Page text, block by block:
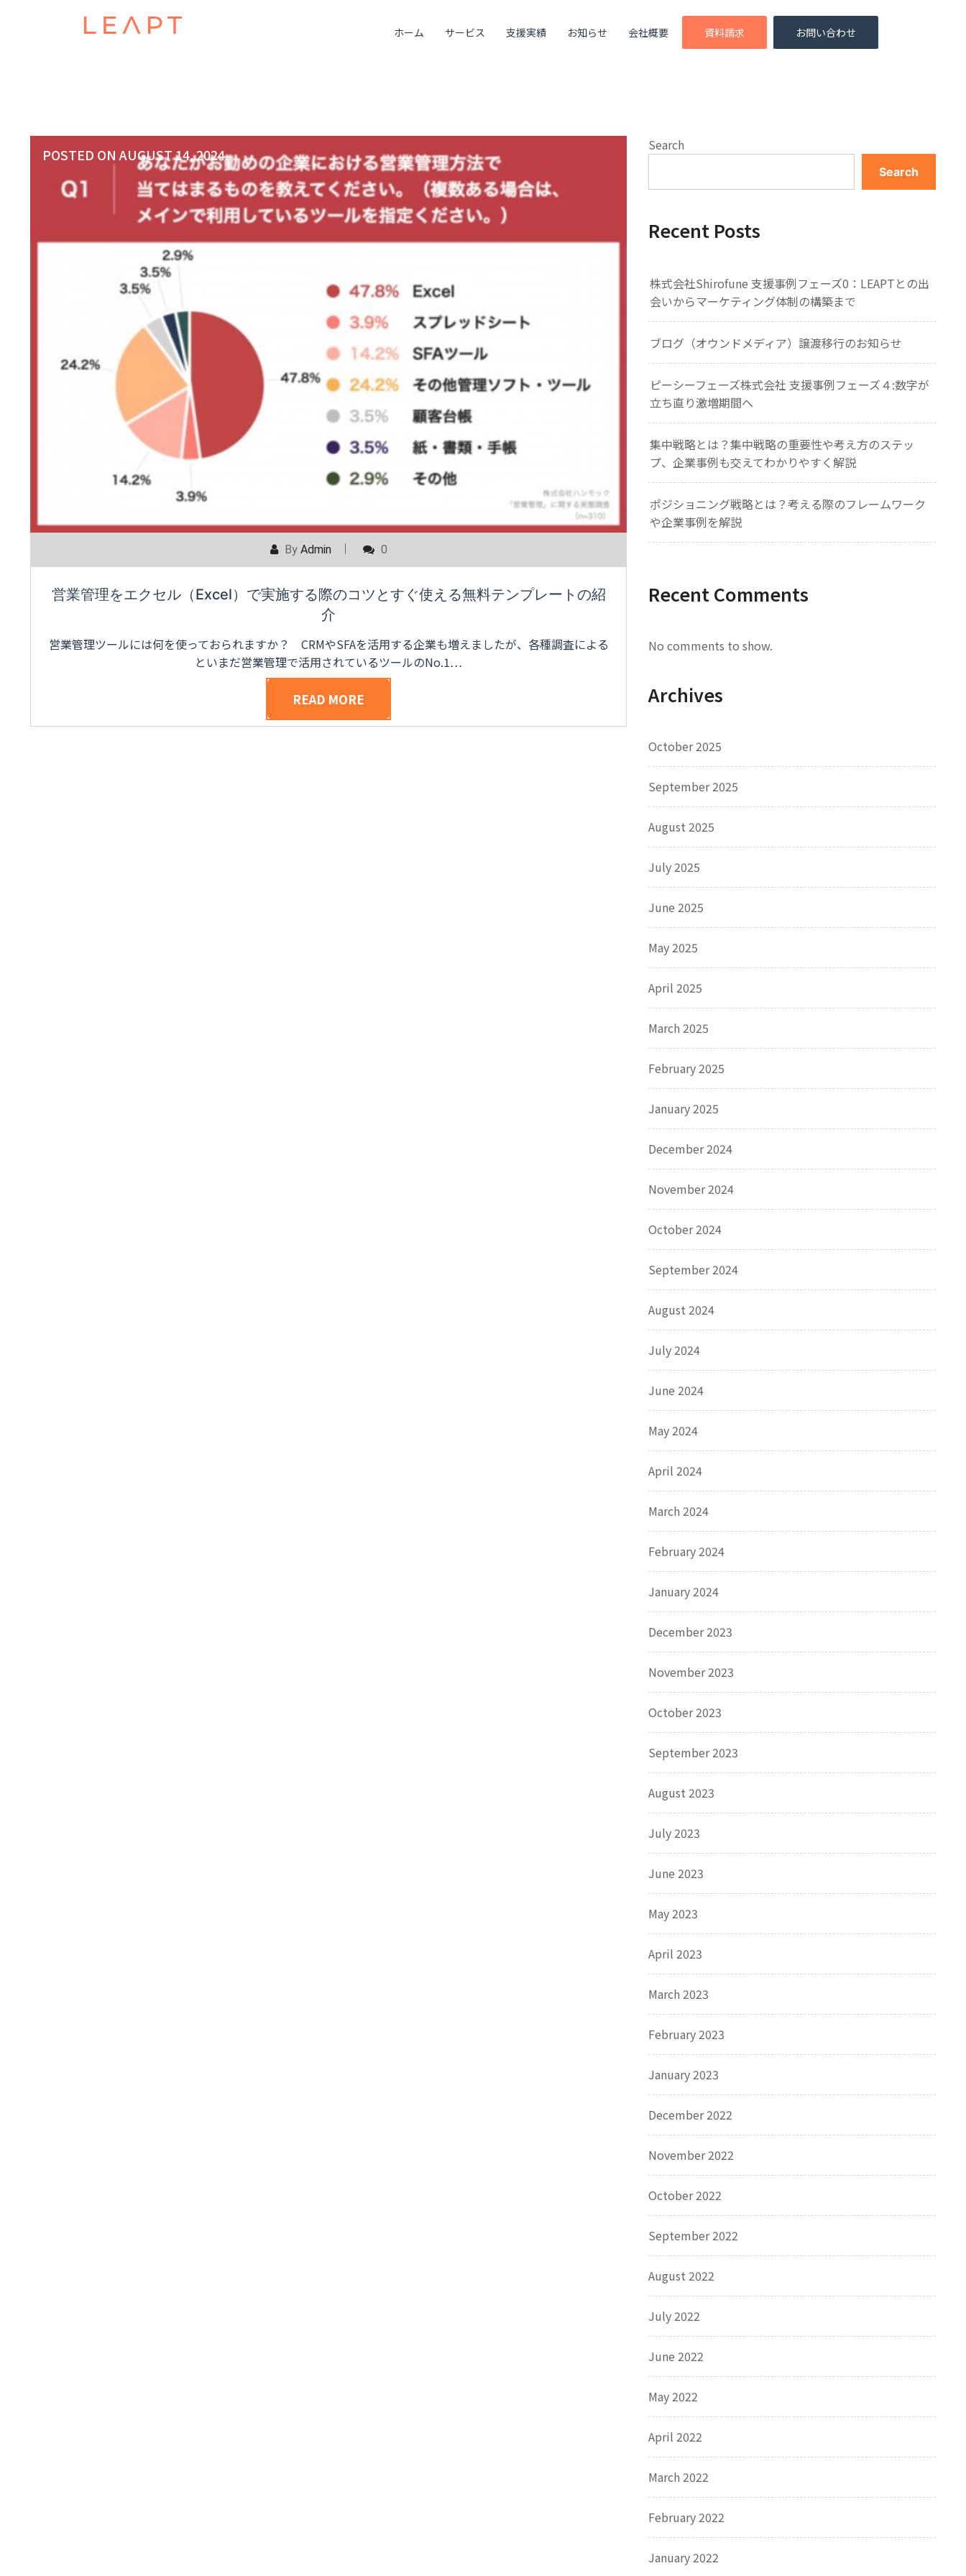
ホーム サービス 支援実績 お知らせ 会社概要 資料請求 お問い合わせ
POSTED ON AUGUST 14, 2024
By Admin 0
営業管理をエクセル（Excel）で実施する際のコツとすぐ使える無料テンプレートの紹
介
営業管理ツールには何を使っておられますか？ CRMやSFAを活用する企業も増えましたが、各種調査による
といまだ営業管理で活用されているツールのNo.1…
READ MORE
Search
Search
Recent Posts
株式会社Shirofune 支援事例フェーズ0：LEAPTとの出
会いからマーケティング体制の構築まで
ブログ（オウンドメディア）譲渡移行のお知らせ
ピーシーフェーズ株式会社 支援事例フェーズ４:数字が
立ち直り激増期間へ
集中戦略とは？集中戦略の重要性や考え方のステッ
プ、企業事例も交えてわかりやすく解説
ポジショニング戦略とは？考える際のフレームワーク
や企業事例を解説
Recent Comments
No comments to show.
Archives
October 2025
September 2025
August 2025
July 2025
June 2025
May 2025
April 2025
March 2025
February 2025
January 2025
December 2024
November 2024
October 2024
September 2024
August 2024
July 2024
June 2024
May 2024
April 2024
March 2024
February 2024
January 2024
December 2023
November 2023
October 2023
September 2023
August 2023
July 2023
June 2023
May 2023
April 2023
March 2023
February 2023
January 2023
December 2022
November 2022
October 2022
September 2022
August 2022
July 2022
June 2022
May 2022
April 2022
March 2022
February 2022
January 2022